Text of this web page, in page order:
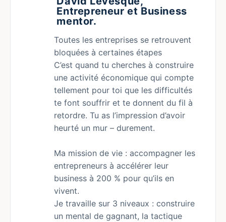
Entrepreneur et Business
mentor.
Toutes les entreprises se retrouvent
bloquées à certaines étapes
C’est quand tu cherches à construire
une activité économique qui compte
tellement pour toi que les difficultés
te font souffrir et te donnent du fil à
retordre. Tu as l’impression d’avoir
heurté un mur – durement.
Ma mission de vie : accompagner les
entrepreneurs à accélérer leur
business à 200 % pour qu’ils en
vivent.
Je travaille sur 3 niveaux : construire
un mental de gagnant, la tactique